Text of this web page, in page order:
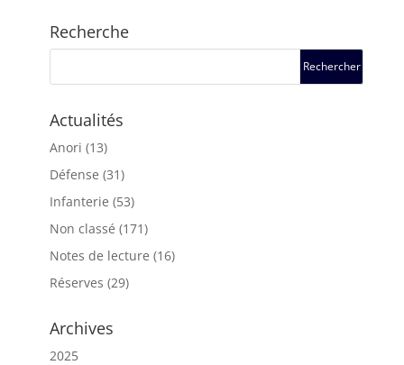
Recherche
Actualités
Anori (13)
Défense (31)
Infanterie (53)
Non classé (171)
Notes de lecture (16)
Réserves (29)
Archives
2025